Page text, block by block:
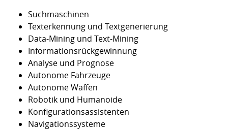
Suchmaschinen
Texterkennung und Textgenerierung
Data-Mining und Text-Mining
Informationsrückgewinnung
Analyse und Prognose
Autonome Fahrzeuge
Autonome Waffen
Robotik und Humanoide
Konfigurationsassistenten
Navigationssysteme